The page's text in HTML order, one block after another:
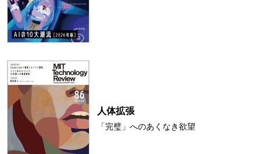
人体拡張
「完璧」へのあくなき欲望